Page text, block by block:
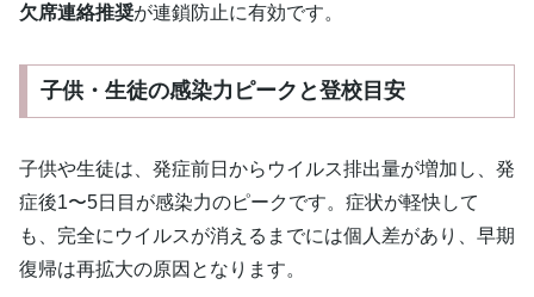
欠席連絡推奨が連鎖防止に有効です。
子供・生徒の感染力ピークと登校目安
子供や生徒は、発症前日からウイルス排出量が増加し、発
症後1〜5日目が感染力のピークです。症状が軽快して
も、完全にウイルスが消えるまでには個人差があり、早期
復帰は再拡大の原因となります。